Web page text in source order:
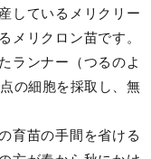
しているメリクリー
メリクロン苗です。
ランナー（つるのよ
の細胞を採取し、無
育苗の手間を省ける